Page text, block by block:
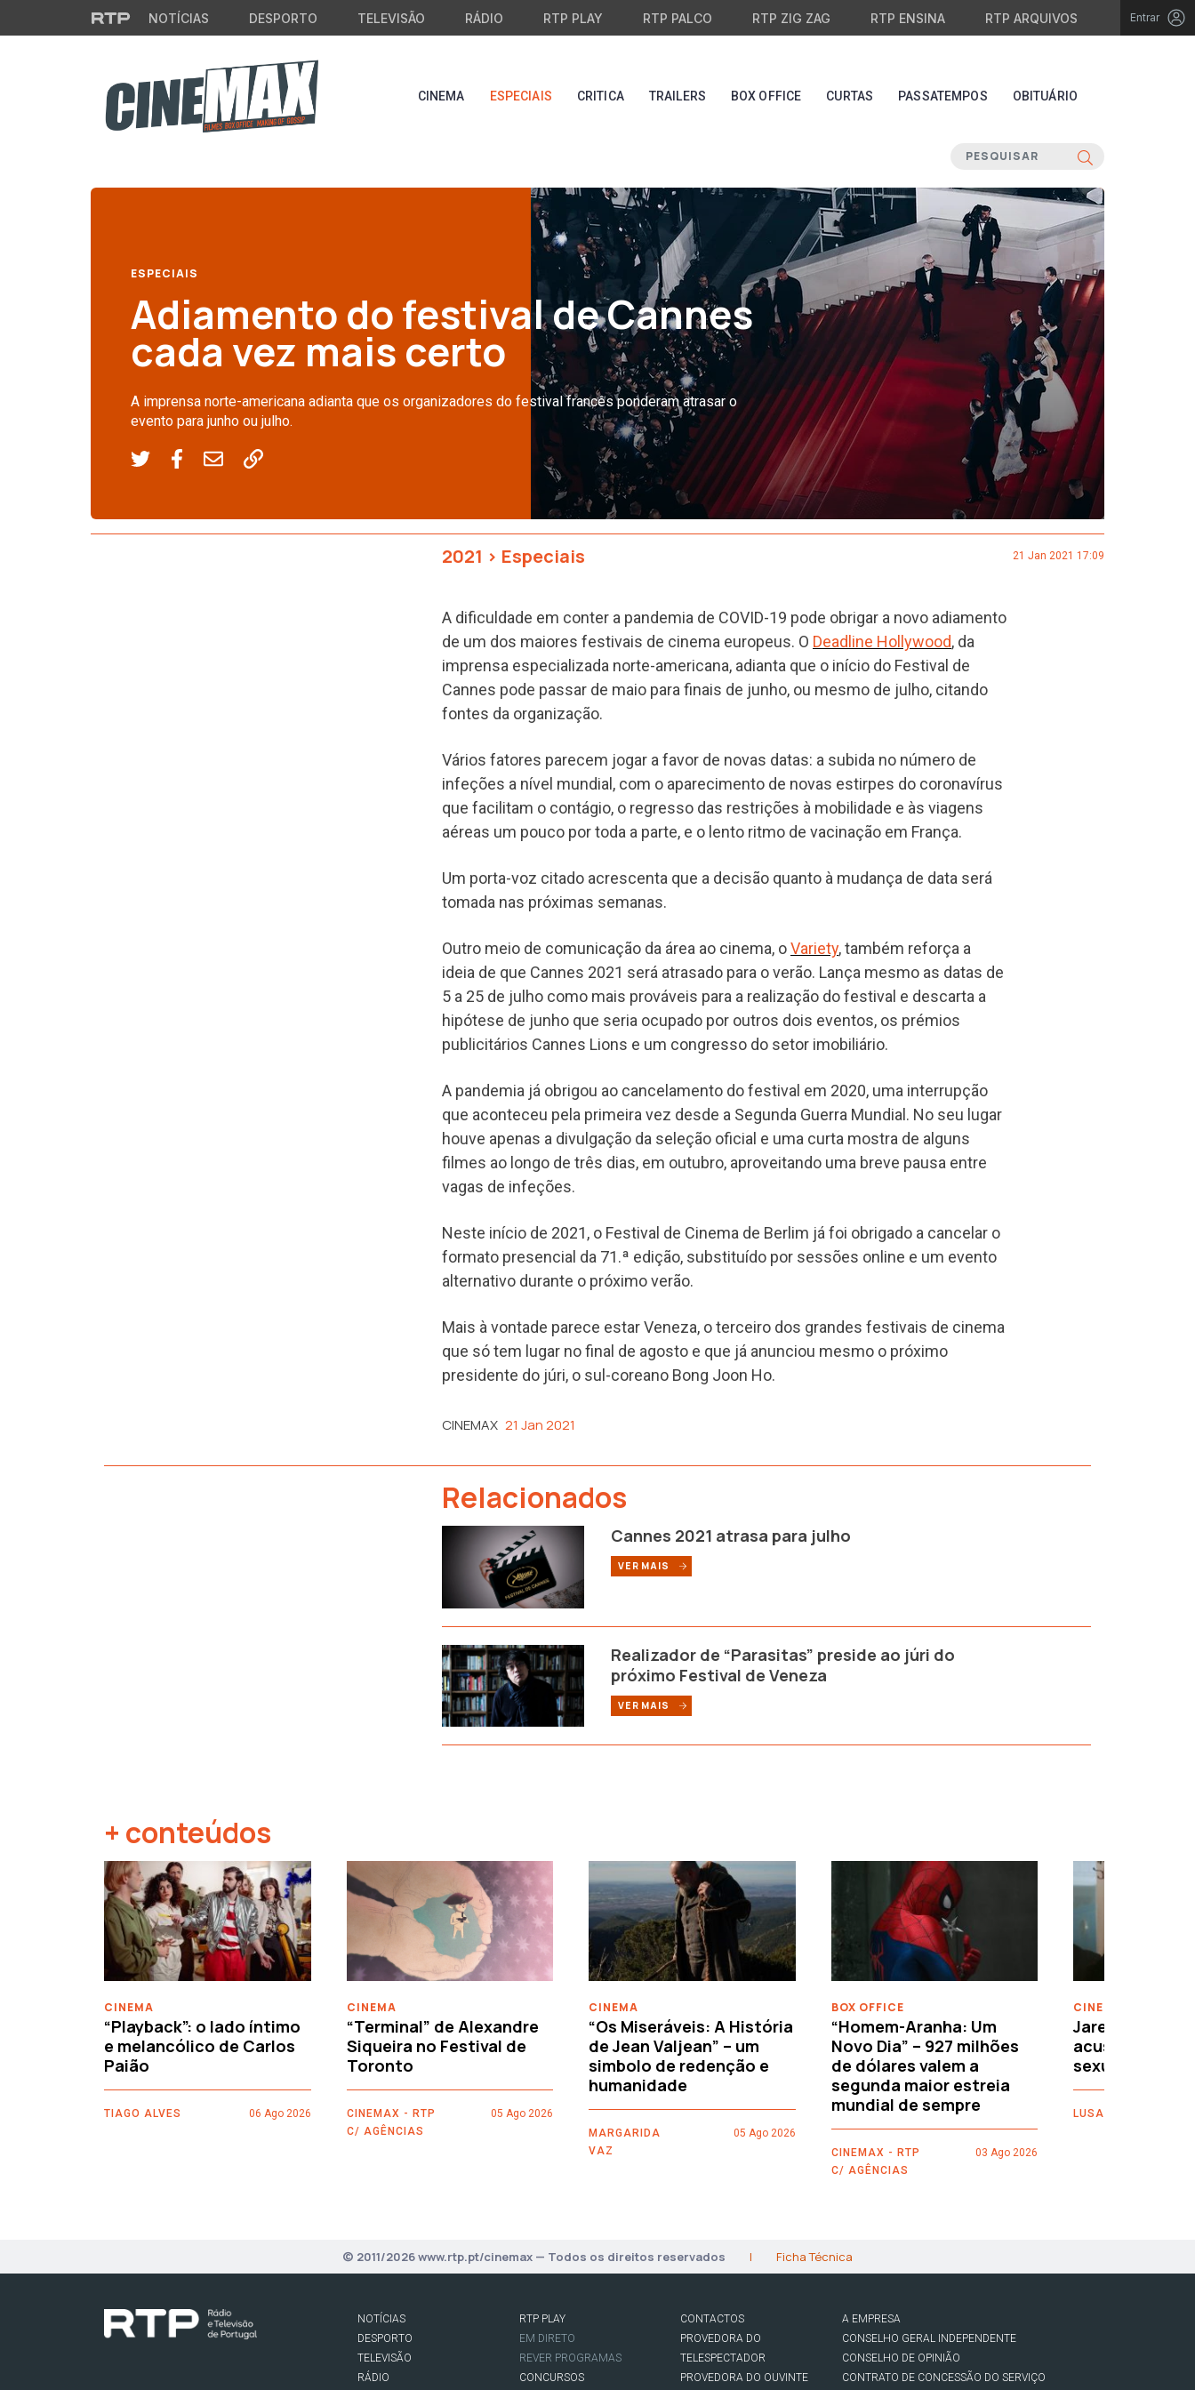
Saltar para o conteúdo principal
NOTÍCIAS DESPORTO TELEVISÃO RÁDIO RTP PLAY RTP PALCO RTP ZIG ZAG RTP ENSINA RTP ARQUIVOS Entrar
CINEMA ESPECIAIS CRITICA TRAILERS BOX OFFICE CURTAS PASSATEMPOS OBITUÁRIO
ESPECIAIS
Adiamento do festival de Cannes
cada vez mais certo
A imprensa norte-americana adianta que os organizadores do festival francês ponderam atrasar o
evento para junho ou julho.
2021 > Especiais 21 Jan 2021 17:09
A dificuldade em conter a pandemia de COVID-19 pode obrigar a novo adiamento
de um dos maiores festivais de cinema europeus. O Deadline Hollywood, da
imprensa especializada norte-americana, adianta que o início do Festival de
Cannes pode passar de maio para finais de junho, ou mesmo de julho, citando
fontes da organização.
Vários fatores parecem jogar a favor de novas datas: a subida no número de
infeções a nível mundial, com o aparecimento de novas estirpes do coronavírus
que facilitam o contágio, o regresso das restrições à mobilidade e às viagens
aéreas um pouco por toda a parte, e o lento ritmo de vacinação em França.
Um porta-voz citado acrescenta que a decisão quanto à mudança de data será
tomada nas próximas semanas.
Outro meio de comunicação da área ao cinema, oVariety, também reforça a
ideia de que Cannes 2021 será atrasado para o verão. Lança mesmo as datas de
5 a 25 de julho como mais prováveis para a realização do festival e descarta a
hipótese de junho que seria ocupado por outros dois eventos, os prémios
publicitários Cannes Lions e um congresso do setor imobiliário.
A pandemia já obrigou ao cancelamento do festival em 2020, uma interrupção
que aconteceu pela primeira vez desde a Segunda Guerra Mundial. No seu lugar
houve apenas a divulgação da seleção oficial e uma curta mostra de alguns
filmes ao longo de três dias, em outubro, aproveitando uma breve pausa entre
vagas de infeções.
Neste início de 2021, o Festival de Cinema de Berlim já foi obrigado a cancelar o
formato presencial da 71.ª edição, substituído por sessões online e um evento
alternativo durante o próximo verão.
Mais à vontade parece estar Veneza, o terceiro dos grandes festivais de cinema
que só tem lugar no final de agosto e que já anunciou mesmo o próximo
presidente do júri, o sul-coreano Bong Joon Ho.
CINEMAX 21 Jan 2021
Relacionados
Cannes 2021 atrasa para julho
VER MAIS
Realizador de “Parasitas” preside ao júri do
próximo Festival de Veneza
VER MAIS
+ conteúdos
CINEMA
“Playback”: o lado íntimo
e melancólico de Carlos
Paião
TIAGO ALVES 06 Ago 2026
CINEMA
“Terminal” de Alexandre
Siqueira no Festival de
Toronto
CINEMAX - RTP
C/ AGÊNCIAS
05 Ago 2026
CINEMA
“Os Miseráveis: A História
de Jean Valjean” – um
simbolo de redenção e
humanidade
MARGARIDA
VAZ
05 Ago 2026
BOX OFFICE
“Homem-Aranha: Um
Novo Dia” – 927 milhões
de dólares valem a
segunda maior estreia
mundial de sempre
CINEMAX - RTP
C/ AGÊNCIAS
03 Ago 2026
CINEMA
Jared Leto
acusações de
sexuais
LUSA
‹
© 2011/2026 www.rtp.pt/cinemax — Todos os direitos reservados | Ficha Técnica
NOTÍCIAS
DESPORTO
TELEVISÃO
RÁDIO
RTP PLAY
EM DIRETO
REVER PROGRAMAS
CONCURSOS
CONTACTOS
PROVEDORA DO
TELESPECTADOR
PROVEDORA DO OUVINTE
A EMPRESA
CONSELHO GERAL INDEPENDENTE
CONSELHO DE OPINIÃO
CONTRATO DE CONCESSÃO DO SERVIÇO